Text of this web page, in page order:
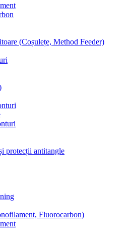
(Coșulețe, Method Feeder)
protecții antitangle
Fluorocarbon)